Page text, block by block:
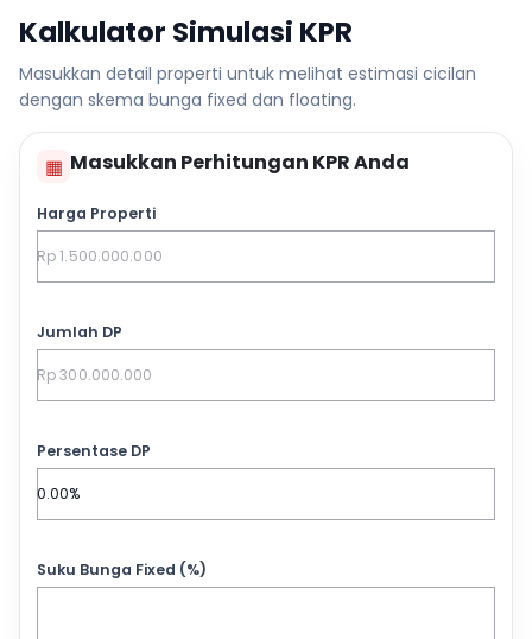
Kalkulator Simulasi KPR
Masukkan detail properti untuk melihat estimasi cicilan
dengan skema bunga fixed dan floating.
▦ Masukkan Perhitungan KPR Anda
Harga Properti
Jumlah DP
Persentase DP
Suku Bunga Fixed (%)